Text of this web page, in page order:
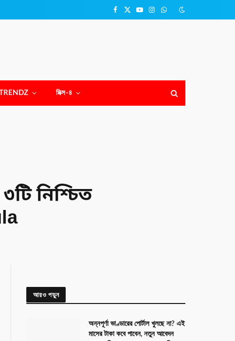
Facebook
X
YouTubeInstagram
WhatsApp
মিক্স-৪
নিশ্চিত
আরও পড়ুন
অন্নপূর্ণা ভাণ্ডারের পোর্টাল খুলছে না? এই
মাসের টাকা কবে পাবেন, নতুন আবেদন